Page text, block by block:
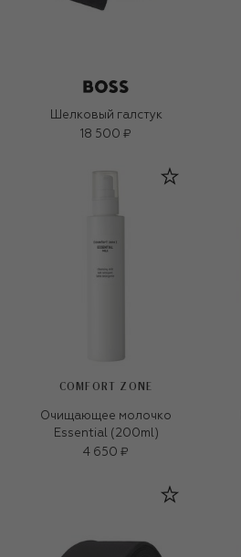
Шелковый галстук
18 500 ₽
COMFORT ZONE
Очищающее молочко
Essential (200ml)
4 650 ₽